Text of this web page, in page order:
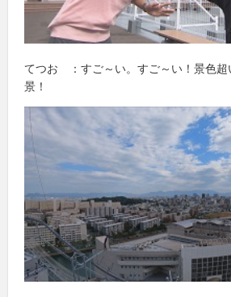
てつお ：すご～い。すご～い！景色超
景！